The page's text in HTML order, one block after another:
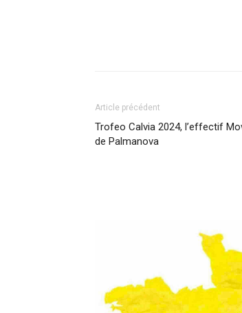
Article précédent
Trofeo Calvia 2024, l’effectif
de Palmanova